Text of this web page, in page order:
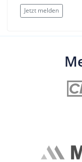
Jetzt melden